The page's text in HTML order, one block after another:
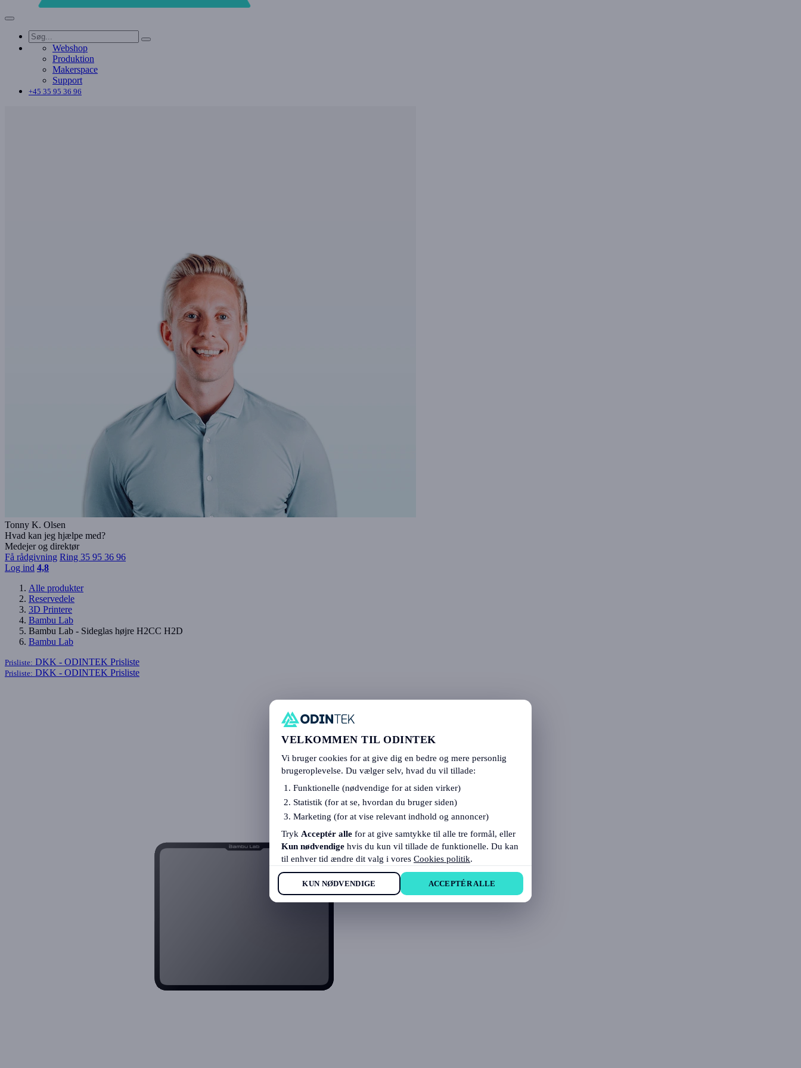
Webshop
Produktion
Makerspace
Support
+45 35 95 36 96
Tonny K. Olsen
Hvad kan jeg hjælpe med?
Medejer og direktør
Få rådgivning Ring 35 95 36 96
Log ind 4,8
Alle produkter
Reservedele
3D Printere
Bambu Lab
Bambu Lab - Sideglas højre H2CC H2D
Bambu Lab
Prisliste: DKK - ODINTEK Prisliste
Prisliste: DKK - ODINTEK Prisliste
VELKOMMEN TIL ODINTEK
Vi bruger cookies for at give dig en bedre og mere personlig
brugeroplevelse. Du vælger selv, hvad du vil tillade:
Funktionelle (nødvendige for at siden virker)
Statistik (for at se, hvordan du bruger siden)
Marketing (for at vise relevant indhold og annoncer)
Tryk Acceptér alle for at give samtykke til alle tre formål, eller
Kun nødvendige hvis du kun vil tillade de funktionelle. Du kan
til enhver tid ændre dit valg i vores Cookies politik.
KUN NØDVENDIGE ACCEPTÉR ALLE